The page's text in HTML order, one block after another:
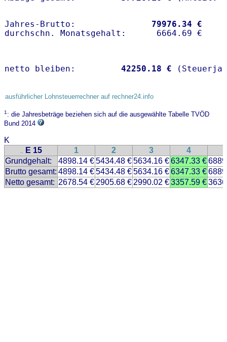
Jahres-Brutto: 79976.34 €
netto bleiben: 42250.18 €
ausführlicher Lohnsteuerrechner auf rechner24.info
1: die Jahresbeträge beziehen sich auf die ausgewählte Tabelle TVÖD
Bund 2014
K
.. E 15 1 2 3 4
Grundgehalt:
4898.14 €5434.48 €5634.16 €6347.33 €
Brutto gesamt: 4898.14 €5434.48 €5634.16 €6347.33 €
Netto gesamt: 2678.54 € 2905.68 € 2990.02 €3357.59 €